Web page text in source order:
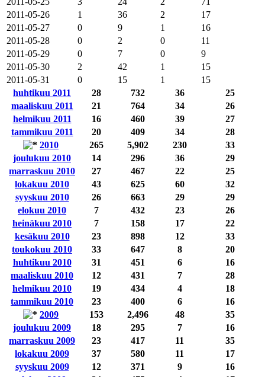
2011-05-26
1 36 2
17
2011-05-27
0 9 1
16
2011-05-28
0 2 0
11
2011-05-29
0 7 0
9
2011-05-30
2 42 1
15
2011-05-31
0 15 1
15
huhtikuu 2011
28 732 36
25
maaliskuu 2011
21 764 34
26
helmikuu 2011
16 460 39
27
tammikuu 2011
20 409 34
28
2010
265 5,902 230
33
joulukuu 2010
14 296 36
29
marraskuu 2010
27 467 22
25
lokakuu 2010
43 625 60
32
syyskuu 2010
26 663 29
29
elokuu 2010
7 432 23
26
heinäkuu 2010
7 158 17
22
kesäkuu 2010
23 898 12
33
toukokuu 2010
33 647 8
20
huhtikuu 2010
31 451 6
16
maaliskuu 2010
12 431 7
28
helmikuu 2010
19 434 4
18
tammikuu 2010
23 400 6
16
2009
153 2,496 48
35
joulukuu 2009
18 295 7
16
marraskuu 2009
23 417 11
35
lokakuu 2009
37 580 11
17
syyskuu 2009
12 371 9
16